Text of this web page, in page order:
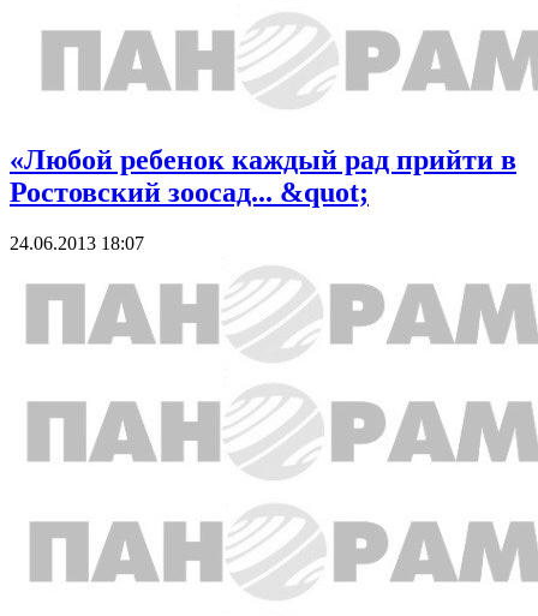
«Любой ребенок каждый рад прийти в
Ростовский зоосад... &quot;
24.06.2013 18:07